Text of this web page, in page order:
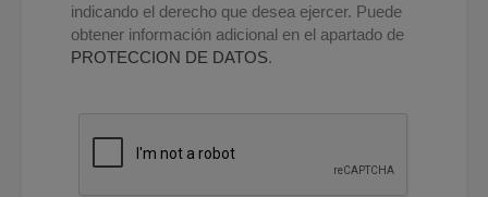
indicando el derecho que desea ejercer. Puede
obtener información adicional en el apartado de
PROTECCION DE DATOS.